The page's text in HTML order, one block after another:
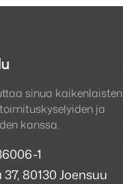
sinua kaikenlaisten
ja
kanssa.
1
80130 Joensuu